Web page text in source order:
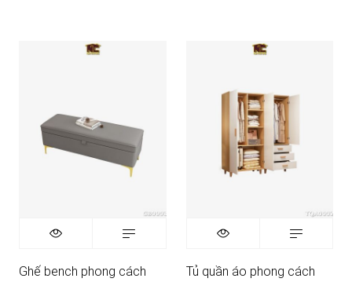
Ghế bench phong cách
Tủ quần áo phong cách